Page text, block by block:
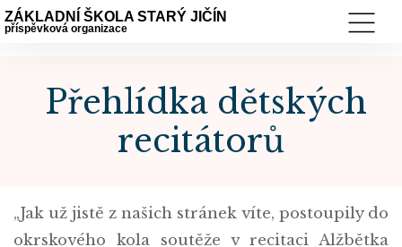
ZÁKLADNÍ ŠKOLA STARÝ JIČÍN
příspěvková organizace
Přehlídka dětských
recitátorů
„Jak už jistě z našich stránek víte, postoupily do
okrskového kola soutěže v recitaci Alžbětka